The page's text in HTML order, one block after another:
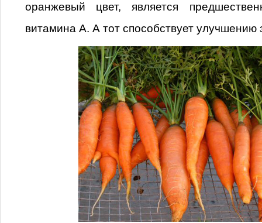
оранжевый цвет, является
витамина А. А тот способствует улучшению